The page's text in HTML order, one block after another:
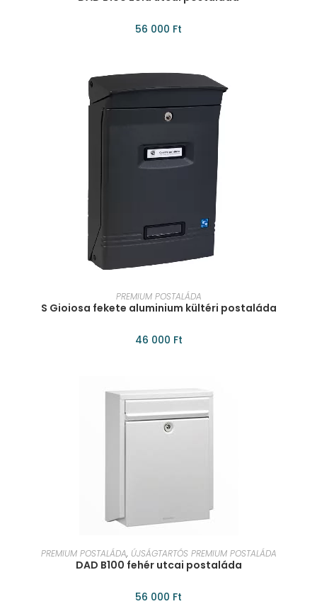
56 000 Ft
KOSÁRBA TESZEM
PREMIUM POSTALÁDA
S Gioiosa fekete aluminium kültéri postaláda
46 000 Ft
KOSÁRBA TESZEM
PREMIUM POSTALÁDA, ÚJSÁGTARTÓS PREMIUM POSTALÁDA
DAD B100 fehér utcai postaláda
56 000 Ft